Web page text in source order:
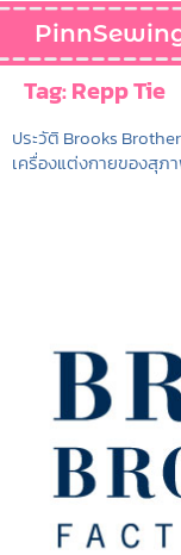
Tag:Repp Tie
ประวัติ Brooks
เครื่องแต่งกายของสุภ